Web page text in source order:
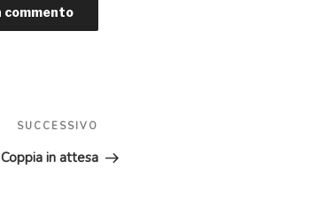
SUCCESSIVO
Coppia in attesa